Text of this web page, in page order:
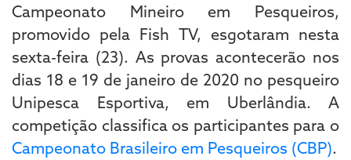
Campeonato Mineiro em Pesqueiros,
promovido pela Fish TV, esgotaram nesta
sexta-feira (23). As provas acontecerão nos
dias 18 e 19 de janeiro de 2020 no pesqueiro
Unipesca Esportiva, em Uberlândia. A
competição classifica os participantes para o
Campeonato Brasileiro em Pesqueiros (CBP).